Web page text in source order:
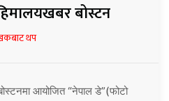
बोस्टन
थप
आयोजित “नेपाल डे”(फोटो